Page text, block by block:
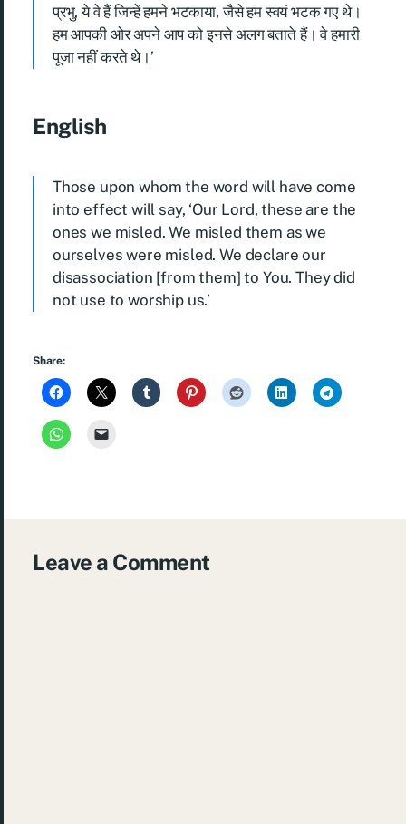
प्रभु, ये वे हैं जिन्हें हमने भटकाया, जैसे हम स्वयं भटक गए थे।
हम आपकी ओर अपने आप को इनसे अलग बताते हैं। वे हमारी
पूजा नहीं करते थे।’
English
Those upon whom the word will have come
into effect will say, ‘Our Lord, these are the
ones we misled. We misled them as we
ourselves were misled. We declare our
disassociation [from them] to You. They did
not use to worship us.’
Share:
Leave a Comment